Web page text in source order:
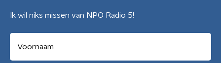
Ik wil niks missen van NPO Radio 5!